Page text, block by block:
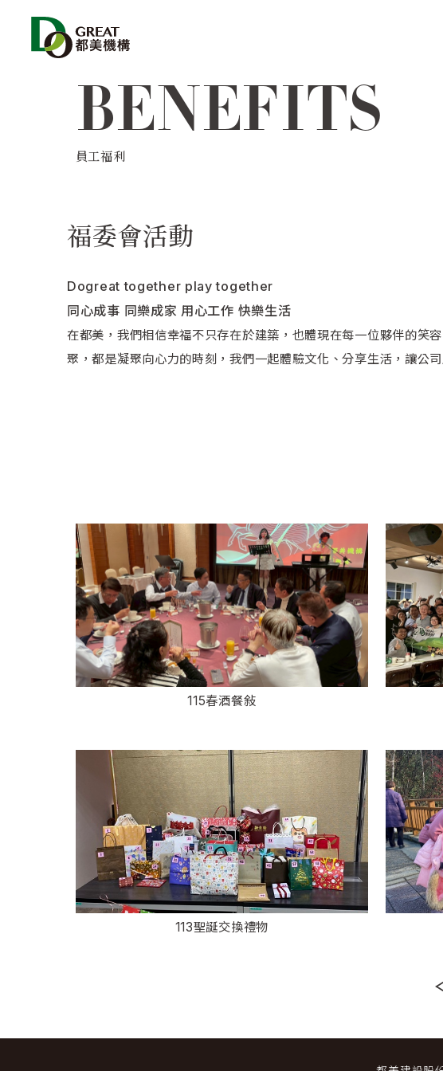
BENEFITS
員工福利
福委會活動
Dogreat together play together
同心成事 同樂成家 用心工作 快樂生活
在都美，我們相信幸福不只存在於建築，也體現在每一位夥伴的笑
聚，都是凝聚向心力的時刻，我們一起體驗文化、分享生活，讓公
115春酒餐敍
113聖誕交換禮物